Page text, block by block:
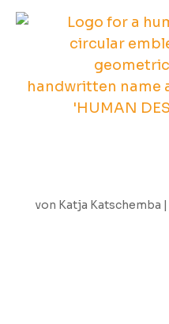
von Katja Katschemba |